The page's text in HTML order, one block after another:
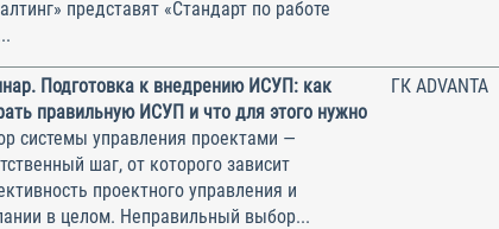
представят «Стандарт по работе
Подготовка к внедрению ИСУП: как
правильную ИСУП и что для этого нужно
системы управления проектами —
шаг, от которого зависит
проектного управления и
в целом. Неправильный выбор...
ГК ADVANTA